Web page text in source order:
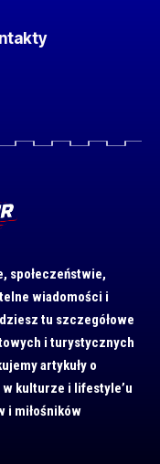
społeczeństwie,
wiadomości i
tu szczegółowe
i turystycznych
artykuły o
kulturze i lifestyle’u
i miłośników